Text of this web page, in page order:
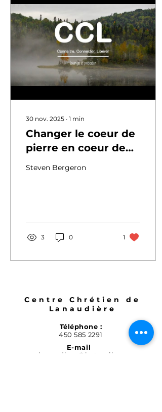
30 nov. 2025 ∙ 1 min
Changer le coeur de
pierre en coeur de
chair
Steven Bergeron
3 0 1
Centre Chrétien de
Lanaudière
Téléphone :
450 585 2291
E-mail
cclanaudiere@hotmail.com